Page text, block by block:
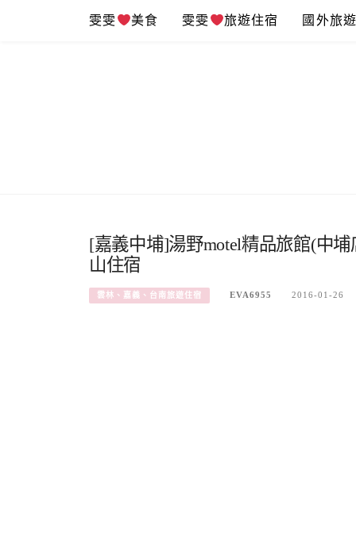
雯雯 美食 雯雯 旅遊住宿 國外旅
[嘉義中埔]湯野motel精品旅館(中
山住宿
雲林、嘉義、台南旅遊住宿 EVA6955 2016-01-26